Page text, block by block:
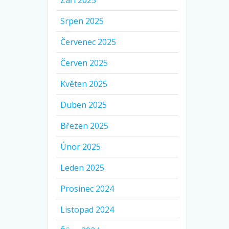
Srpen 2025
Červenec 2025
Červen 2025
Květen 2025
Duben 2025
Březen 2025
Únor 2025
Leden 2025
Prosinec 2024
Listopad 2024